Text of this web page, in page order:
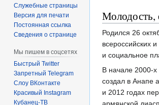
Молодость,
Родился 26
всероссийских
и социальное
В начале 2000-
создал в Анапе
и 2012 годах
Служебные страницы
Версия для печати
Постоянная ссылка
Сведения о странице
Мы пишем в соцсетях
Быстрый Twitter
Запретный Telegram
Слоу ВКонтакте
Красивый Instagram
Кубанец-ТВ